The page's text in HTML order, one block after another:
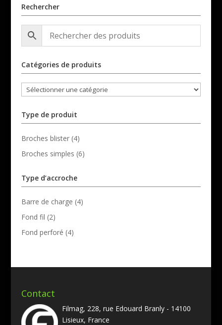
Rechercher
Catégories de produits
Type de produit
Broches blister (4)
Broches simples (6)
Type d’accroche
Barre de charge (4)
Fond fil (2)
Fond perforé (4)
Contact
Filmag, 228, rue Edouard Branly - 14100
Lisieux, France